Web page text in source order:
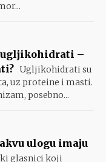
–
Ugljikohidrati su
uz proteine i masti.
posebno...
ulogu imaju
glasnici koji